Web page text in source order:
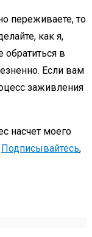
переживаете, то
как я,
в
Если вам
заживления
насчет моего
Подписывайтесь,